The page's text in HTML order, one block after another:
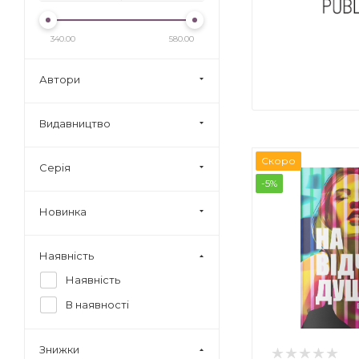
Скоро
-5%
340.00 580.00
Автори
Видавництво
Серія
Новинка
Наявність
Наявність
В наявності
Знижки